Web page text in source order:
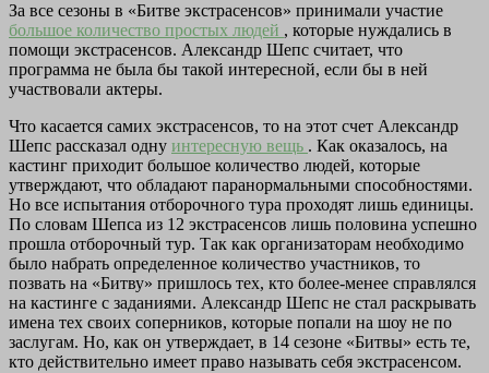
За все сезоны в «Битве экстрасенсов» принимали участие
большое количество простых людей , которые нуждались в
помощи экстрасенсов. Александр Шепс считает, что
программа не была бы такой интересной, если бы в ней
участвовали актеры.
Что касается самих экстрасенсов, то на этот счет Александр
Шепс рассказал одну интересную вещь . Как оказалось, на
кастинг приходит большое количество людей, которые
утверждают, что обладают паранормальными способностями.
Но все испытания отборочного тура проходят лишь единицы.
По словам Шепса из 12 экстрасенсов лишь половина успешно
прошла отборочный тур. Так как организаторам необходимо
было набрать определенное количество участников, то
позвать на «Битву» пришлось тех, кто более-менее справлялся
на кастинге с заданиями. Александр Шепс не стал раскрывать
имена тех своих соперников, которые попали на шоу не по
заслугам. Но, как он утверждает, в 14 сезоне «Битвы» есть те,
кто действительно имеет право называть себя экстрасенсом.